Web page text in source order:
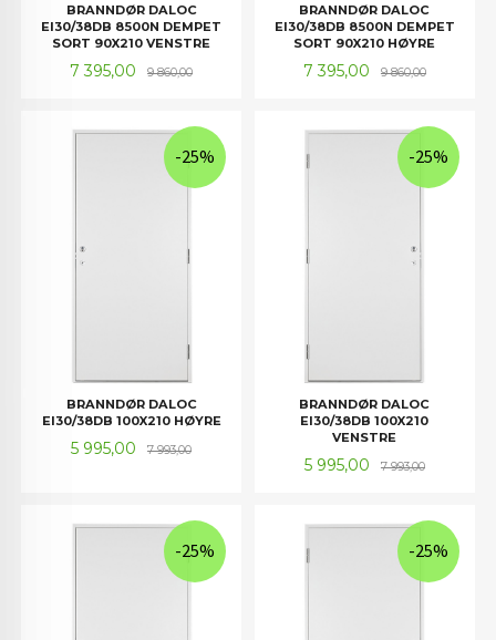
BRANNDØR DALOC
EI30/38DB 8500N DEMPET
SORT 90X210 VENSTRE
Tilbud
7 395,00 9 860,00Rabatt
BRANNDØR DALOC
EI30/38DB 8500N DEMPET
SORT 90X210 HØYRE
Tilbud
7 395,00 9 860,00Rabatt
BRANNDØR DALOC
EI30/38DB 100X210 HØYRE
Tilbud
5 995,00 7 993,00Rabatt
-25%
BRANNDØR DALOC
EI30/38DB 100X210
VENSTRE
Tilbud
5 995,00 7 993,00Rabatt
-25%
-25% -25%